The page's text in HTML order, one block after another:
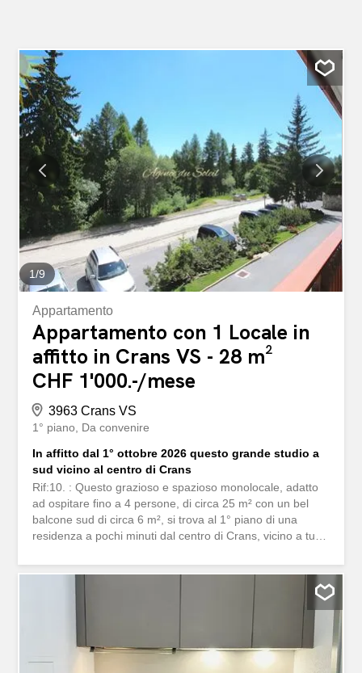
1/9
Appartamento
Appartamento con 1 Locale in
affitto in Crans VS - 28 m²
CHF 1'000.-/mese
3963 Crans VS
1° piano
Da convenire
In affitto dal 1° ottobre 2026 questo grande studio a
sud vicino al centro di Crans
Rif:10. : Questo grazioso e spazioso monolocale, adatto
ad ospitare fino a 4 persone, di circa 25 m² con un bel
balcone sud di circa 6 m², si trova al 1° piano di una
residenza a pochi minuti dal centro di Crans, vicino a tutti
L’appartamento è dotato di un letto a castello, un letto
matrimoniale e diversi armadi. La fermata del bus navetta
gratuito si trova proprio sotto l’edificio. Disponibile dal 1°
ottobre 2026 al 15 luglio 2027. Non è più un sogno, è
realtà Cogliete questa opportunità che vi aspetta...
************************ Rif. 10: Questo grazioso e ben
arredato monolocale, adatto ad ospitare fino a 4 persone,